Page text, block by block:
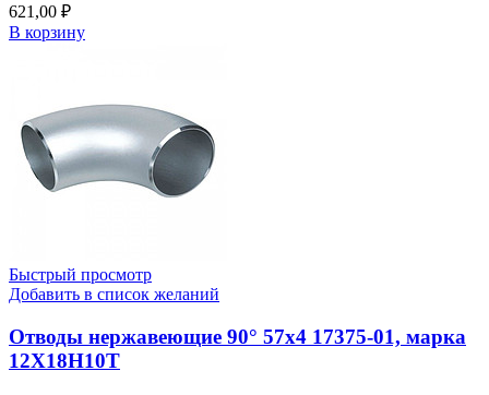
621,00 ₽
В корзину
Быстрый просмотр
Добавить в список желаний
Отводы нержавеющие 90° 57х4 17375-01, марка
12Х18Н10Т